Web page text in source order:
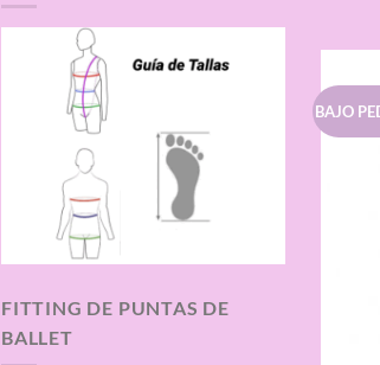
FITTING DE PUNTAS DE
BALLET
BAJO